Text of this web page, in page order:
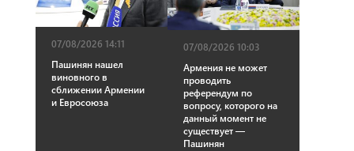
07/08/2026 14:11
Пашинян нашел
виновного в
сближении Армении
и Евросоюза
07/08/2026 10:03
Армения не может
проводить
референдум по
вопросу, которого на
данный момент не
существует —
Пашинян